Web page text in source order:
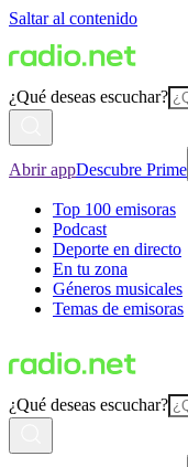
Saltar al contenido
¿Qué deseas escuchar?
Abrir appDescubre Prime
Top 100 emisoras
Podcast
Deporte en directo
En tu zona
Géneros musicales
Temas de emisoras
¿Qué deseas escuchar?